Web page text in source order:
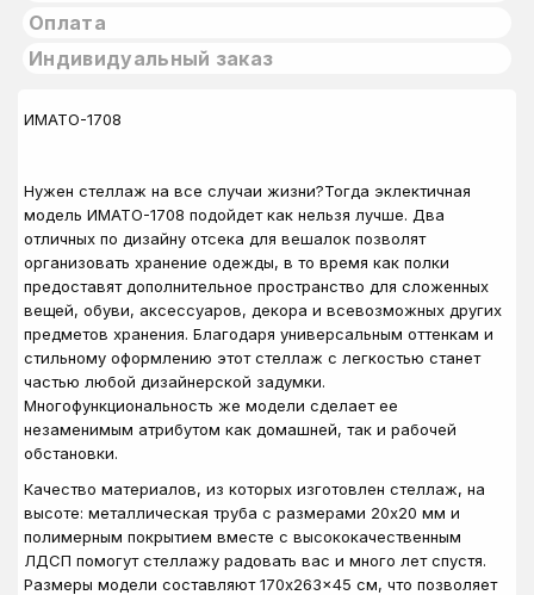
Оплата
Индивидуальный заказ
ИМАТО-1708
Нужен стеллаж на все случаи жизни?Тогда эклектичная
модель ИМАТО-1708 подойдет как нельзя лучше. Два
отличных по дизайну отсека для вешалок позволят
организовать хранение одежды, в то время как полки
предоставят дополнительное пространство для сложенных
вещей, обуви, аксессуаров, декора и всевозможных других
предметов хранения. Благодаря универсальным оттенкам и
стильному оформлению этот стеллаж с легкостью станет
частью любой дизайнерской задумки.
Многофункциональность же модели сделает ее
незаменимым атрибутом как домашней, так и рабочей
обстановки.
Качество материалов, из которых изготовлен стеллаж, на
высоте: металлическая труба с размерами 20x20 мм и
полимерным покрытием вместе с высококачественным
ЛДСП помогут стеллажу радовать вас и много лет спустя.
Размеры модели составляют 170x263x45 см, что позволяет